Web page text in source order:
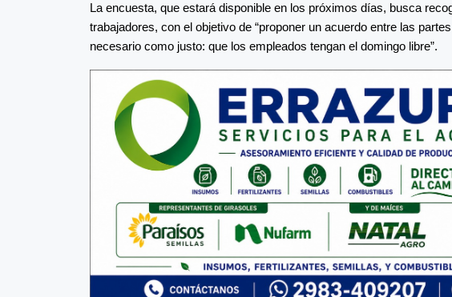
La encuesta, que estará disponible en los próximos días, busca
trabajadores, con el objetivo de “proponer un acuerdo entre las
necesario como justo: que los empleados tengan el domingo libre”.